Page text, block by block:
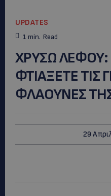
UPDATES
1 min. Read
ΧΡΥΣΩ
ΦΤΙΑΞΕΤΕ ΤΙΣ
ΦΛΑΟΥΝΕΣ
29